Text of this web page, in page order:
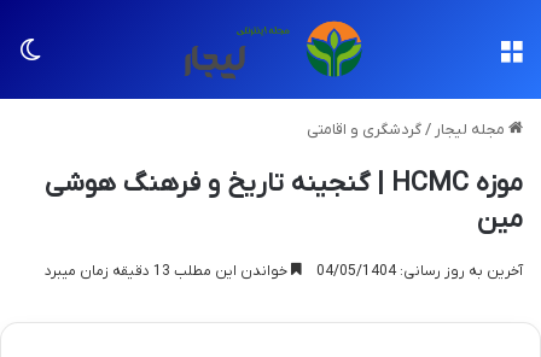
مجله لیجار /گردشگری و اقامتی
موزه HCMC | گنجینه تاریخ و فرهنگ هوشی
مین
آخرین به روز رسانی: 04/05/1404 خواندن این مطلب 13 دقیقه زمان میبرد